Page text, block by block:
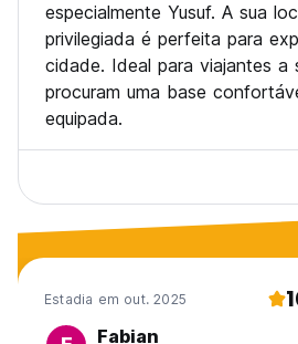
especialmente Yusuf. A sua
privilegiada é perfeita para
cidade. Ideal para viajantes a
procuram uma base
equipada.
Estadia em out. 2025
Fabian